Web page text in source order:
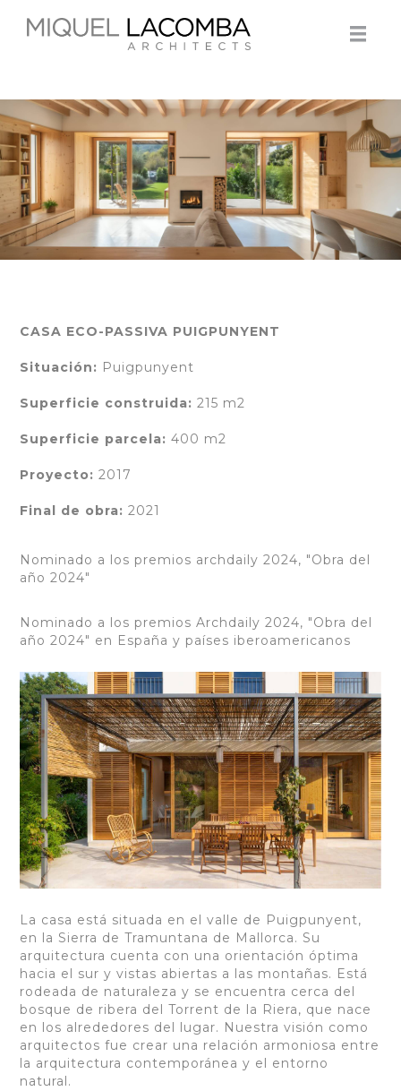
CASA ECO-PASSIVA PUIGPUNYENT
Situación: Puigpunyent
Superficie construida: 215 m2
Superficie parcela: 400 m2
Proyecto: 2017
Final de obra: 2021
Nominado a los premios archdaily 2024, "Obra del
año 2024"
Nominado a los premios Archdaily 2024, "Obra del
año 2024" en España y países iberoamericanos
La casa está situada en el valle de Puigpunyent,
en la Sierra de Tramuntana de Mallorca. Su
arquitectura cuenta con una orientación óptima
hacia el sur y vistas abiertas a las montañas. Está
rodeada de naturaleza y se encuentra cerca del
bosque de ribera del Torrent de la Riera, que nace
en los alrededores del lugar. Nuestra visión como
arquitectos fue crear una relación armoniosa entre
la arquitectura contemporánea y el entorno
natural.